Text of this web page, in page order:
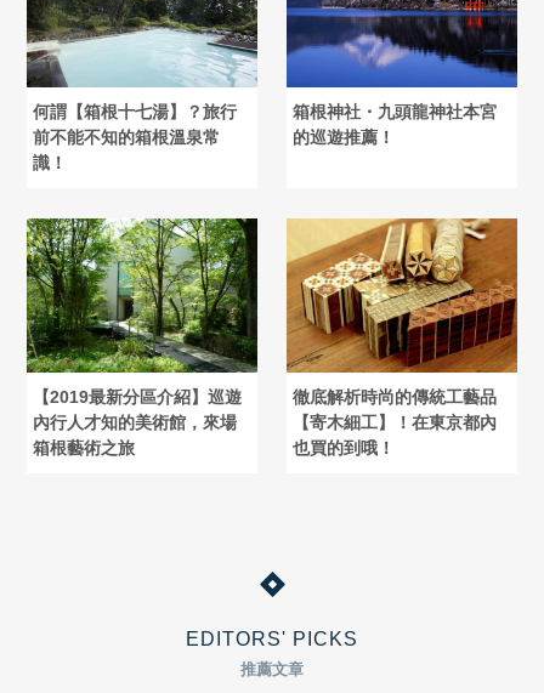
何謂【箱根十七湯】？旅行
前不能不知的箱根溫泉常
識！
箱根神社・九頭龍神社本宮
的巡遊推薦！
【2019最新分區介紹】巡遊
內行人才知的美術館，來場
箱根藝術之旅
徹底解析時尚的傳統工藝品
【寄木細工】！在東京都內
也買的到哦！
EDITORS' PICKS
推薦文章